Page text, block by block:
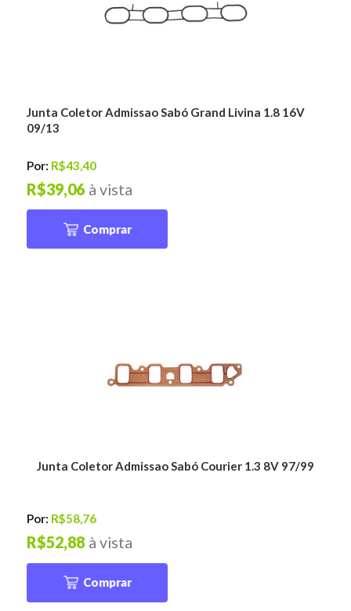
Junta Coletor Admissao Sabó Grand Livina 1.8 16V
09/13
Por: R$43,40
à vista
R$39,06
Comprar
Junta Coletor Admissao Sabó Courier 1.3 8V 97/99
Por: R$58,76
à vista
R$52,88
Comprar